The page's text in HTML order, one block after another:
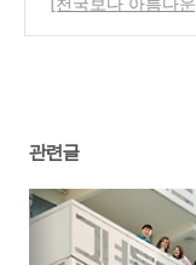
관련글